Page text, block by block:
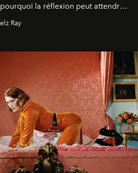
la réflexion peut attendre.
d'interpréter un
'C'est mon désir, mon ambition, ma
Ray